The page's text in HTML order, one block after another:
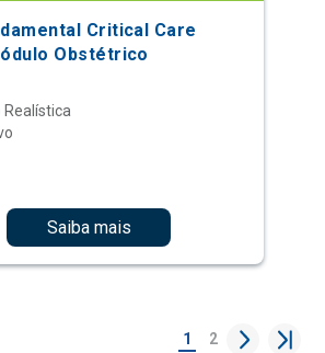
Critical Care
Obstétrico
Saiba mais
1 2